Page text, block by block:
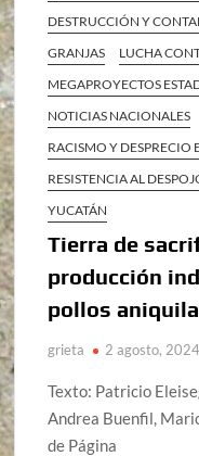
DESTRUCCIÓN Y
GRANJAS
LUCHA
MEGAPROYECTOS
NOTICIAS NACIONALES
RACISMO Y DESPRECIO
RESISTENCIA AL
YUCATÁN
Tierra de
producción
pollos
grieta 2 agosto, 2024
Texto: Patricio
Andrea Buenfil,
de Página